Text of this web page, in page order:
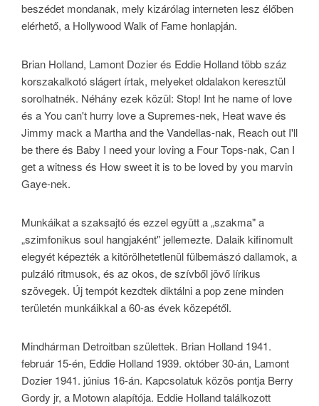
beszédet mondanak, mely kizárólag interneten lesz élőben
elérhető, a Hollywood Walk of Fame honlapján.
Brian Holland, Lamont Dozier és Eddie Holland több száz
korszakalkotó slágert írtak, melyeket oldalakon keresztül
sorolhatnék. Néhány ezek közül: Stop! Int he name of love
és a You can't hurry love a Supremes-nek, Heat wave és
Jimmy mack a Martha and the Vandellas-nak, Reach out I'll
be there és Baby I need your loving a Four Tops-nak, Can I
get a witness és How sweet it is to be loved by you marvin
Gaye-nek.
Munkáikat a szaksajtó és ezzel együtt a „szakma" a
„szimfonikus soul hangjaként" jellemezte. Dalaik kifinomult
elegyét képezték a kitörölhetetlenül fülbemászó dallamok, a
pulzáló ritmusok, és az okos, de szívből jövő lírikus
szövegek. Új tempót kezdtek diktálni a pop zene minden
területén munkáikkal a 60-as évek közepétől.
Mindhárman Detroitban születtek. Brian Holland 1941.
február 15-én, Eddie Holland 1939. október 30-án, Lamont
Dozier 1941. június 16-án. Kapcsolatuk közös pontja Berry
Gordy jr, a Motown alapítója. Eddie Holland találkozott